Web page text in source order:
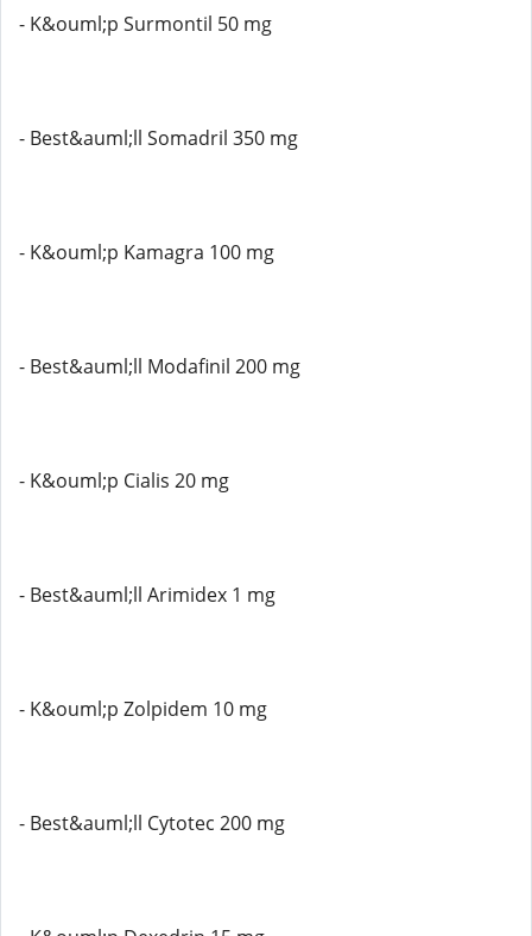
- K&ouml;p Surmontil 50 mg
- Best&auml;ll Somadril 350 mg
- K&ouml;p Kamagra 100 mg
- Best&auml;ll Modafinil 200 mg
- K&ouml;p Cialis 20 mg
- Best&auml;ll Arimidex 1 mg
- K&ouml;p Zolpidem 10 mg
- Best&auml;ll Cytotec 200 mg